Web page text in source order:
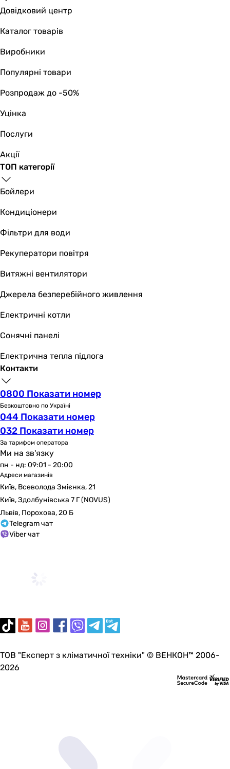
функція PID
функція PID
Очищення зольника
ручна
Очищення поверхонь нагріву
ручна
ручна
ручна
ручна
Комплектація
комплект чистки котла, витяжний вентилятор, блок
комплект чистки котла, витяжний вентилятор, блок
Опції
-
Монтаж
підлоговий
підлоговий
Виробництво
Україна
Час роботи від одного завантаження
8, 24 год
8, 24 год
Ширина
780 мм
670 мм
1980 мм
1460 мм
Глибина
1240 мм
1185 мм
Вага
630 кг
600 кг
Колір
червоний, білий
червоний, білий
Діаметр димаря
250 мм
Ширина в упаковці
-
-
-
-
Довідковий центр
Каталог товарів
Виробники
Популярні товари
Розпродаж до -50%
Уцінка
Послуги
Акції
ТОП категорії
Бойлери
Кондиціонери
Фільтри для води
Рекуператори повітря
Витяжні вентилятори
Джерела безперебійного живлення
Електричні котли
Сонячні панелі
Електрична тепла підлога
Контакти
0800 Показати номер
Безкоштовно по Україні
044 Показати номер
032 Показати номер
За тарифом оператора
Ми на зв'язку
пн - нд: 09:01 - 20:00
Адреси магазинів
Київ, Всеволода Змієнка, 21
Київ, Здолбунівська 7 Г (NOVUS)
Львів, Порохова, 20 Б
Telegram чат
Viber чат
ТОВ "Експерт з кліматичної техніки" © ВЕНКОН™ 2006-
2026